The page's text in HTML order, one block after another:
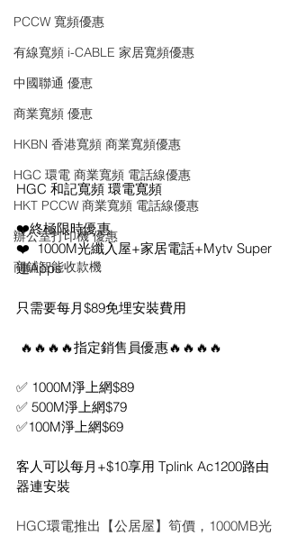
PCCW 寬頻優惠
有線寬頻 i-CABLE 家居寬頻優惠
中國聯通 優恵
商業寬頻 優恵
HKBN 香港寬頻 商業寬頻優惠
HGC 環電 商業寬頻 電話線優惠
HKT PCCW 商業寬頻 電話線優惠
辦公室打印機 優惠
商鋪智能收款機
HGC 和記寬頻 環電寬頻
❤️終極限時優惠
❤️  1000M光纖入屋+家居電話+Mytv Super
連Apps
只需要每月$89免埋安裝費用
🔥🔥🔥🔥指定銷售員優惠🔥🔥🔥🔥
✅ 1000M淨上網$89
✅ 500M淨上網$79
✅100M淨上網$69
客人可以每月+$10享用 Tplink Ac1200路由
器連安裝
HGC環電推出【公居屋】筍價，1000MB光